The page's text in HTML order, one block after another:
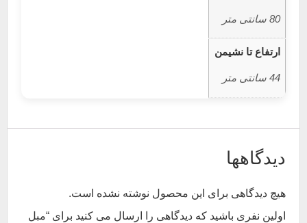
80 سانتی متر
ارتفاع تا نشیمن
44 سانتی متر
دیدگاهها
هیچ دیدگاهی برای این محصول نوشته نشده است.
اولین نفری باشید که دیدگاهی را ارسال می کنید برای “مبل